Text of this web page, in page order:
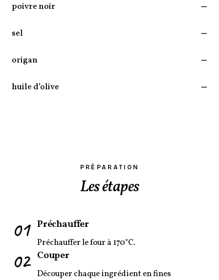
poivre noir —
sel —
origan —
huile d’olive —
PRÉPARATION
Les étapes
01 Préchauffer
Préchauffer le four à 170°C.
02 Couper
Découper chaque ingrédient en fines